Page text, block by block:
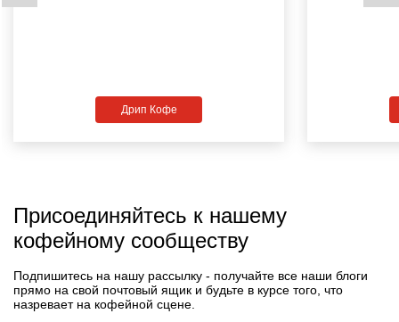
Дрип Кофе
Присоединяйтесь к нашему
кофейному сообществу
Подпишитесь на нашу рассылку - получайте все наши блоги
прямо на свой почтовый ящик и будьте в курсе того, что
назревает на кофейной сцене.